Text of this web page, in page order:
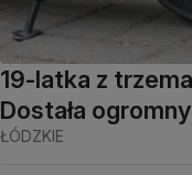
19-latka z
Dostała
ŁÓDZKIE